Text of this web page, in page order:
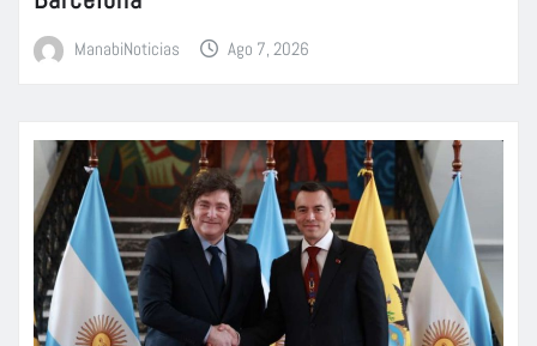
ManabiNoticias Ago 7, 2026